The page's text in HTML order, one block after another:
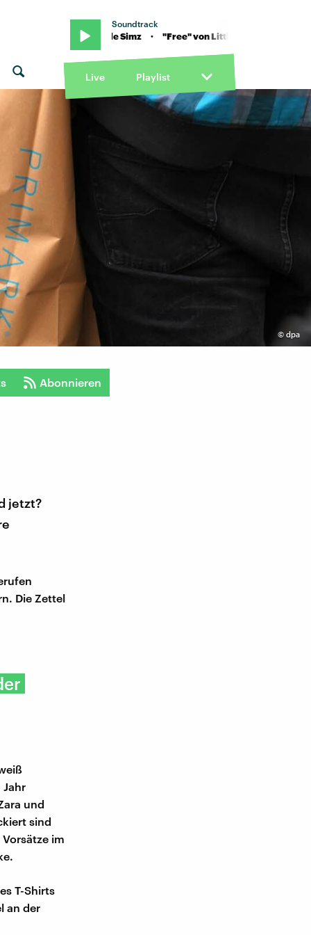
Soundtrack
von Little Simz · "Free" von Little Simz
Live Playlist
© dpa
Abonnieren
jetzt?
Die Zettel
Jahr
und
sind
im
T-Shirts
an der